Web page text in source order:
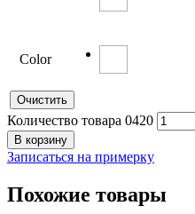
Color
Очистить
Количество товара 0420
В корзину
Записаться на примерку
Похожие товары